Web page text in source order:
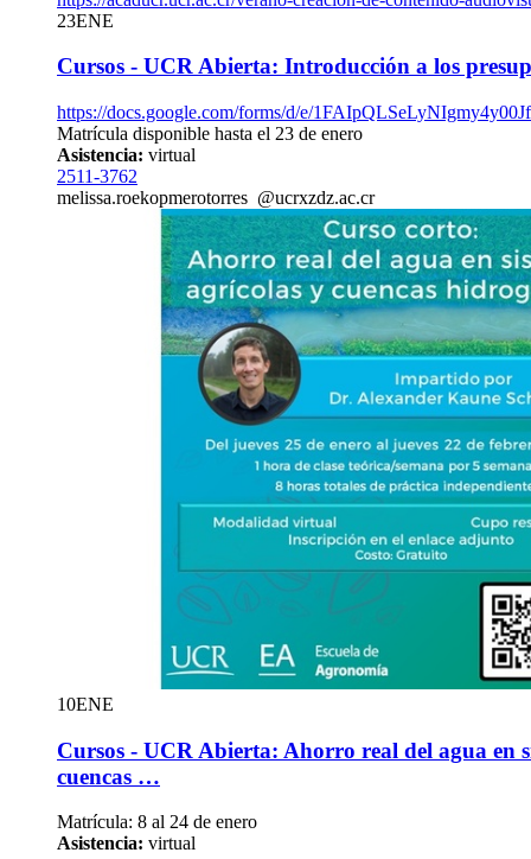
23ENE
Cursos - UCR Abierta: Introducción a los
https://docs.google.com/forms/d/e/
Matrícula disponible hasta el 23 de enero
Asistencia: virtual
2511-3762
melissa.roekopmerotorres @ucrxzdz.ac.cr
10ENE
Cursos - UCR Abierta: Ahorro real del agua en
cuencas …
Matrícula: 8 al 24 de enero
Asistencia: virtual